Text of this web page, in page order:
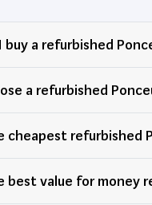
buy a refurbished
a refurbished
cheapest refurbished
Which is the best value for